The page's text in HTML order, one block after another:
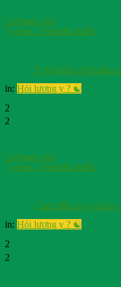
Cayhuoc org
7 years, 2 months trước
E bị bướu cổ từ năm
in: Hỏi lương y ? ☯️
2
2
Cayhuoc org
7 years, 3 months trước
Cách điều trị u xơ tử
in: Hỏi lương y ? ☯️
2
2